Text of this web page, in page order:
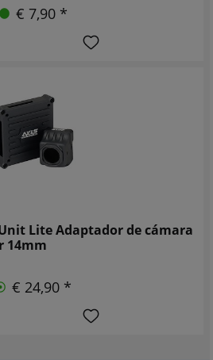
€ 7,90 *
Lite Adaptador de cámara
14mm
€ 24,90 *